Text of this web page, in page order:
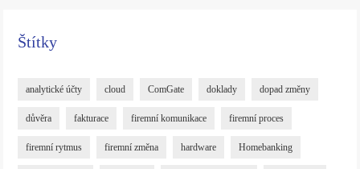
Štítky
analytické účty cloud ComGate doklady dopad změny
důvěra fakturace firemní komunikace firemní proces
firemní rytmus firemní změna hardware Homebanking